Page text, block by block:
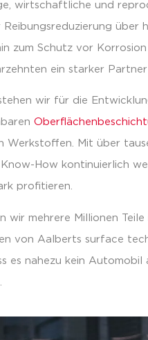
wirtschaftliche und
Reibungsreduzierung über
zum Schutz vor
ein starker
wir für die
Werkstoffen. Mit über
How kontinuierlich
profitieren.
wir mehrere Millionen
von Aalberts surface
es nahezu kein